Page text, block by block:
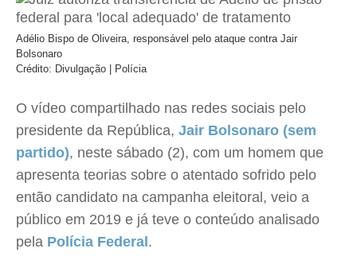
Adélio Bispo de Oliveira, responsável pelo ataque contra Jair
Bolsonaro
Crédito: Divulgação | Polícia
O vídeo compartilhado nas redes sociais pelo
presidente da República, Jair Bolsonaro (sem
partido), neste sábado (2), com um homem que
apresenta teorias sobre o atentado sofrido pelo
então candidato na campanha eleitoral, veio a
público em 2019 e já teve o conteúdo analisado
pela Polícia Federal .